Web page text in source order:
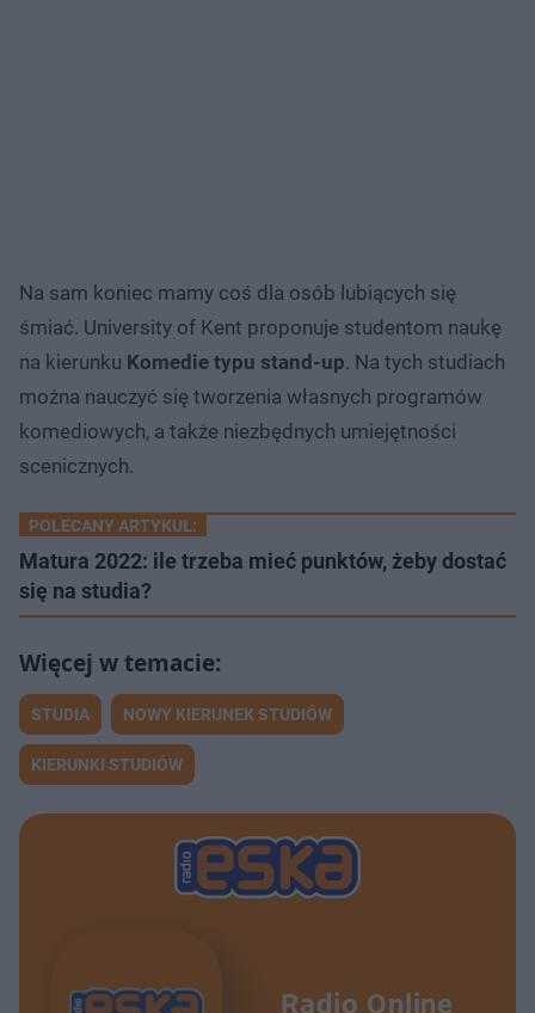
Na sam koniec mamy coś dla osób lubiących się
śmiać. University of Kent proponuje studentom naukę
na kierunku Komedie typu stand-up. Na tych studiach
można nauczyć się tworzenia własnych programów
komediowych, a także niezbędnych umiejętności
scenicznych.
POLECANY ARTYKUŁ:
Matura 2022: ile trzeba mieć punktów, żeby dostać
się na studia?
STUDIA NOWY KIERUNEK STUDIÓW
KIERUNKI STUDIÓW
Radio Online